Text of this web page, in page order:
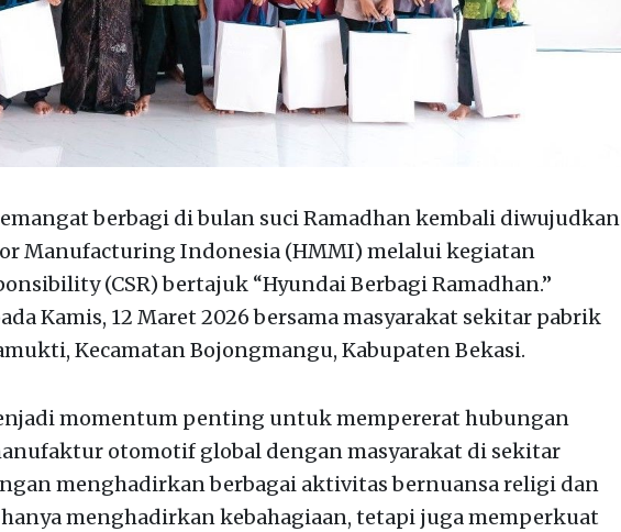
berbagi di bulan suci Ramadhan kembali diwujudkan
Manufacturing Indonesia (HMMI) melalui kegiatan
(CSR) bertajuk “Hyundai Berbagi Ramadhan.”
Kamis, 12 Maret 2026 bersama masyarakat sekitar pabrik
Kecamatan Bojongmangu, Kabupaten Bekasi.
momentum penting untuk mempererat hubungan
otomotif global dengan masyarakat di sekitar
menghadirkan berbagai aktivitas bernuansa religi dan
menghadirkan kebahagiaan, tetapi juga memperkuat